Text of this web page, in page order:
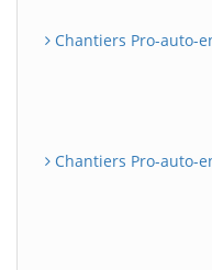
Chantiers Pro-auto-
Chantiers Pro-auto-